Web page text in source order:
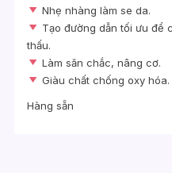
Nhẹ nhàng làm se da.
Tạo đường dẫn tối ưu để
thấu.
Làm săn chắc, nâng cơ.
Giàu chất chống oxy hóa.
Hàng sẵn